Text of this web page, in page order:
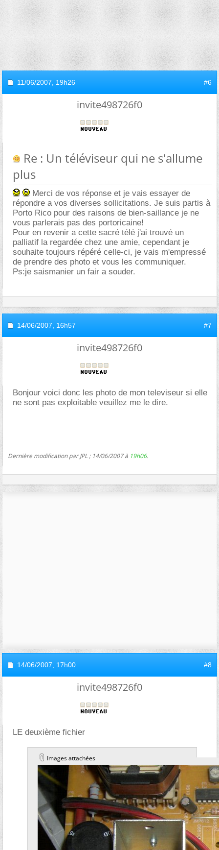
11/06/2007, 19h26 #6
invite498726f0
Re : Un téléviseur qui ne s'allume
plus
Merci de vos réponse et je vais essayer de
répondre a vos diverses sollicitations. Je suis partis à
Porto Rico pour des raisons de bien-saillance je ne
vous parlerais pas des portoricaine!
Pour en revenir a cette sacré télé j'ai trouvé un
palliatif la regardée chez une amie, cependant je
souhaite toujours répéré celle-ci, je vais m'empressé
de prendre des photo et vous les communiquer.
Ps:je saismanier un fair a souder.
14/06/2007, 16h57 #7
invite498726f0
Bonjour voici donc les photo de mon televiseur si elle
ne sont pas exploitable veuillez me le dire.
Dernière modification par JPL ; 14/06/2007 à 19h06.
14/06/2007, 17h00 #8
invite498726f0
LE deuxième fichier
Images attachées